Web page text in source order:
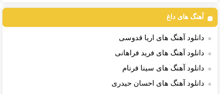
آهنگ های داغ
دانلود آهنگ های اریا قدوسی
دانلود آهنگ های فرید فراهانی
دانلود آهنگ های سینا فرنام
دانلود آهنگ های احسان حیدری